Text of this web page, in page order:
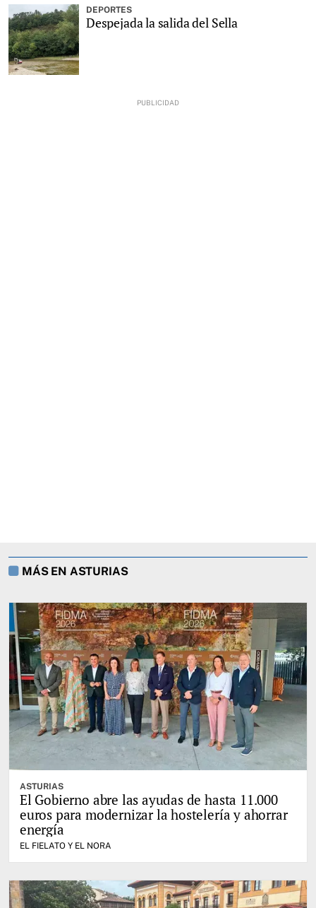
DEPORTES
Despejada la salida del Sella
MÁS EN ASTURIAS
ASTURIAS
El Gobierno abre las ayudas de hasta 11.000
euros para modernizar la hostelería y ahorrar
energía
EL FIELATO Y EL NORA